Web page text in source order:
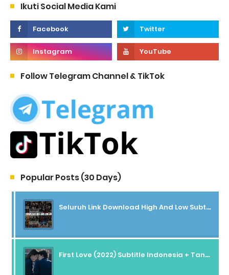
Ikuti Social Media Kami
Follow Telegram Channel & TikTok
Popular Posts (30 Days)
Seluruh Link Download High And Low Subtitle Indonesia
First Love (2022) Subtitle Indonesia + Tanpa Iklan + Streaming + 1080p